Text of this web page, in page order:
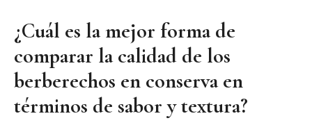
¿Cuál es la mejor forma de
comparar la calidad de los
berberechos en conserva en
términos de sabor y textura?